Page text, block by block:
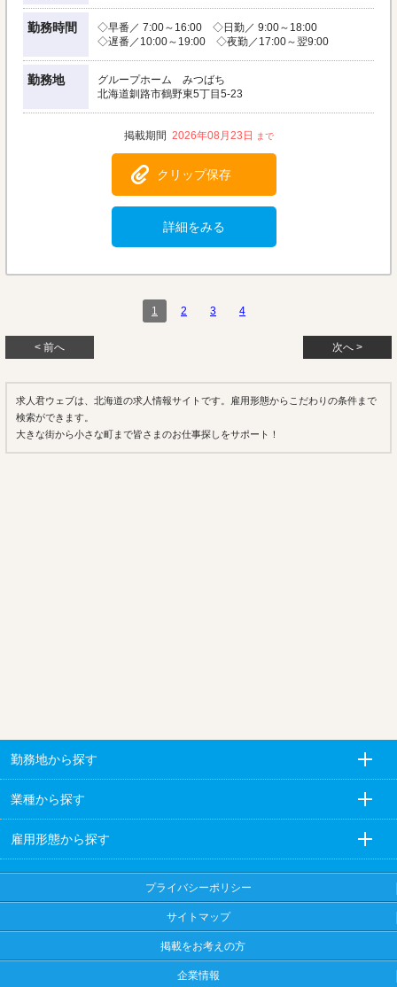
勤務時間
◇早番／ 7:00～16:00 ◇日勤／ 9:00～18:00
◇遅番／10:00～19:00 ◇夜勤／17:00～翌9:00
勤務地
グループホーム みつばち
北海道釧路市鶴野東5丁目5-23
2026年08月23日
クリップ保存
詳細をみる
< 前へ
1 2 3 4
次へ >
求人君ウェブは、北海道の求人情報サイトです。雇用形態からこだわりの条件まで
検索ができます。
大きな街から小さな町まで皆さまのお仕事探しをサポート！
勤務地から探す
業種から探す
雇用形態から探す
プライバシーポリシー
サイトマップ
掲載をお考えの方
企業情報